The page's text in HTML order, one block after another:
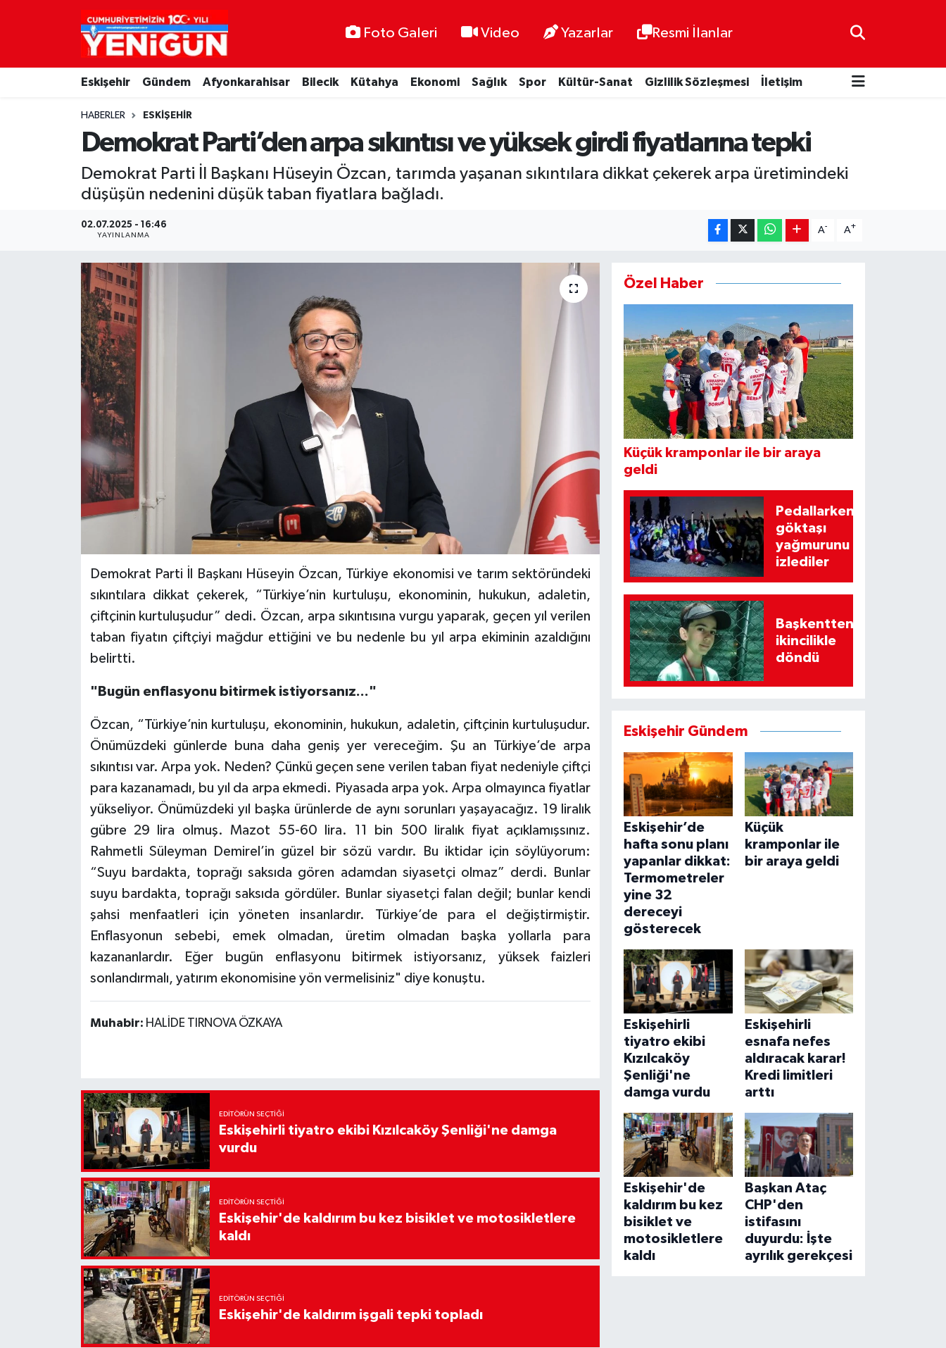
Foto Galeri Video Yazarlar Resmi İlanlar
Eskişehir Gündem Afyonkarahisar Bilecik Kütahya Ekonomi Sağlık Spor Kültür-Sanat Gizlilik Sözleşmesi İletişim
HABERLER ESKIŞEHIR
Demokrat Parti’den arpa sıkıntısı ve yüksek girdi fiyatlarına tepki
Demokrat Parti İl Başkanı Hüseyin Özcan, tarımda yaşanan sıkıntılara dikkat çekerek arpa üretimindeki
düşüşün nedenini düşük taban fiyatlara bağladı.
02.07.2025 - 16:46
YAYINLANMA
A- A+
Demokrat Parti İl Başkanı Hüseyin Özcan, Türkiye ekonomisi ve tarım sektöründeki
sıkıntılara dikkat çekerek, “Türkiye’nin kurtuluşu, ekonominin, hukukun, adaletin,
çiftçinin kurtuluşudur” dedi. Özcan, arpa sıkıntısına vurgu yaparak, geçen yıl verilen
taban fiyatın çiftçiyi mağdur ettiğini ve bu nedenle bu yıl arpa ekiminin azaldığını
belirtti.
"Bugün enflasyonu bitirmek istiyorsanız..."
Özcan, “Türkiye’nin kurtuluşu, ekonominin, hukukun, adaletin, çiftçinin kurtuluşudur.
Önümüzdeki günlerde buna daha geniş yer vereceğim. Şu an Türkiye’de arpa
sıkıntısı var. Arpa yok. Neden? Çünkü geçen sene verilen taban fiyat nedeniyle çiftçi
para kazanamadı, bu yıl da arpa ekmedi. Piyasada arpa yok. Arpa olmayınca fiyatlar
yükseliyor. Önümüzdeki yıl başka ürünlerde de aynı sorunları yaşayacağız. 19 liralık
gübre 29 lira olmuş. Mazot 55-60 lira. 11 bin 500 liralık fiyat açıklamışsınız.
Rahmetli Süleyman Demirel’in güzel bir sözü vardır. Bu iktidar için söylüyorum:
“Suyu bardakta, toprağı saksıda gören adamdan siyasetçi olmaz” derdi. Bunlar
suyu bardakta, toprağı saksıda gördüler. Bunlar siyasetçi falan değil; bunlar kendi
şahsi menfaatleri için yöneten insanlardır. Türkiye’de para el değiştirmiştir.
Enflasyonun sebebi, emek olmadan, üretim olmadan başka yollarla para
kazananlardır. Eğer bugün enflasyonu bitirmek istiyorsanız, yüksek faizleri
sonlandırmalı, yatırım ekonomisine yön vermelisiniz" diye konuştu.
Muhabir: HALİDE TIRNOVA ÖZKAYA
EDITÖRÜN SEÇTIĞI
Eskişehirli tiyatro ekibi Kızılcaköy Şenliği'ne damga
vurdu
EDITÖRÜN SEÇTIĞI
Eskişehir'de kaldırım bu kez bisiklet ve motosikletlere
kaldı
EDITÖRÜN SEÇTIĞI
Eskişehir'de kaldırım işgali tepki topladı
Özel Haber
Küçük kramponlar ile bir araya
geldi
Pedallarken
göktaşı
yağmurunu
izlediler
Başkentten
ikincilikle
döndü
Eskişehir Gündem
Eskişehir’de
hafta sonu planı
yapanlar dikkat:
Termometreler
yine 32
dereceyi
gösterecek
Küçük
kramponlar ile
bir araya geldi
Eskişehirli
tiyatro ekibi
Kızılcaköy
Şenliği'ne
damga vurdu
Eskişehirli
esnafa nefes
aldıracak karar!
Kredi limitleri
arttı
Eskişehir'de
kaldırım bu kez
bisiklet ve
motosikletlere
kaldı
Başkan Ataç
CHP'den
istifasını
duyurdu: İşte
ayrılık gerekçesi
Nöbetçi Eczaneler
Hava Durumu
Süper Lig Puan Durumu ve Fikstür
Tüm Manşetler
Son Dakika Haberleri
Haber Arşivi